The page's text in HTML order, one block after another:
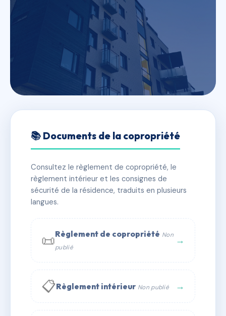
SDC 178 rue Saint Maur
✓ Immatriculée 🏠 61 lots 🏗 4 bâtiment(s)
📞 Contacter Syndic Digital
📚 Documents de la copropriété
Consultez le règlement de copropriété, le
règlement intérieur et les consignes de
sécurité de la résidence, traduits en plusieurs
langues.
📜Règlement de copropriété Non
publié
→
📋Règlement intérieur Non publié →